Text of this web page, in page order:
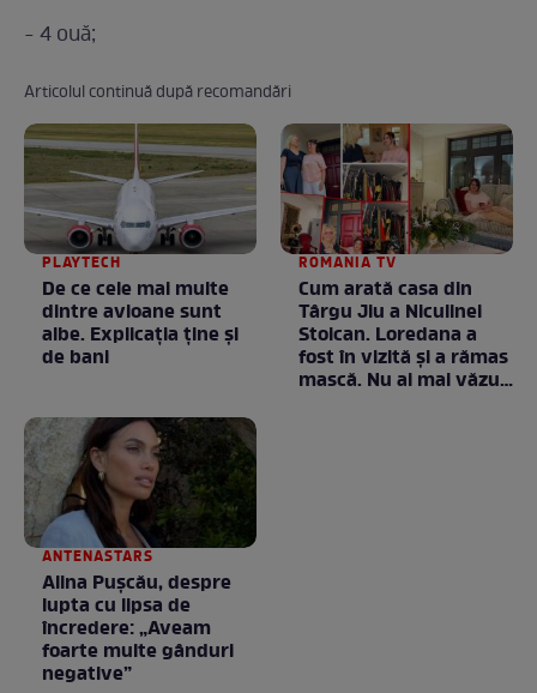
- 4 ouă;
Articolul continuă după recomandări
PLAYTECH
De ce cele mai multe
dintre avioane sunt
albe. Explicația ține și
de bani
ROMANIA TV
Cum arată casa din
Târgu Jiu a Niculinei
Stoican. Loredana a
fost în vizită și a rămas
mască. Nu ai mai văzut
ANTENASTARS
Alina Pușcău, despre
lupta cu lipsa de
încredere: „Aveam
foarte multe gânduri
negative”